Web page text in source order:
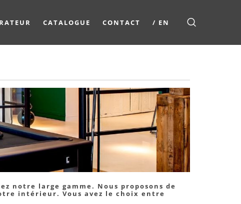
CATALOGUE CONTACT / EN
notre large gamme. Nous proposons de
intérieur. Vous avez le choix entre